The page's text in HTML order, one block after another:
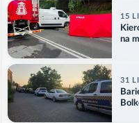
15
na
31